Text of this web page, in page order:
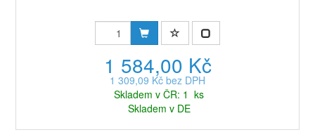
1 584,00 Kč
1 309,09 Kč bez DPH
Skladem v ČR: 1 ks
Skladem v DE